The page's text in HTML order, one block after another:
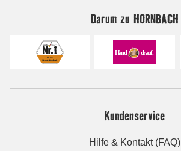
Darum zu HORNBACH
Kundenservice
Hilfe & Kontakt (FAQ)